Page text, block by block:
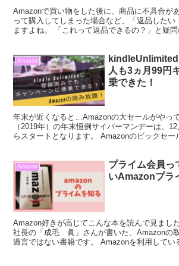
Amazonで買い物をした後に、商品に不具合が
って購入してしまった場合など、「返品したい
ますよね。 「これって返品できるの？」と疑
Amazon
人も3ヵ月99円
乗できた！
年末が近くなると…Amazonの大セールがやっ
（2019年）の年末恒例サイバーマンデーは、
らスタートとなります。 Amazonのビックセー
Amazon
プライム会員っ
いAmazonプラ
Amazon好きが高じてこんな本を読んで見まし
社長の「成毛 眞」さんが書いた、Amazonの
過言ではない書籍です。 Amazonを利用してい